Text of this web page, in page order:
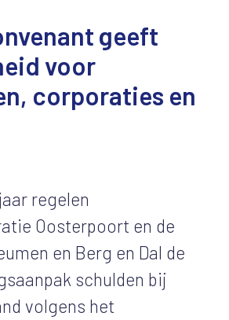
geeft
voor
corporaties en
regelen
Oosterpoort en de
en Berg en Dal de
schulden bij
volgens het